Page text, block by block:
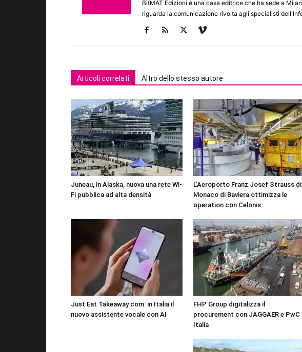
BitMAT Edizioni è una casa editrice che ha sede a
riguarda la comunicazione rivolta agli specialisti
Articoli correlati Altro dello stesso autore
Juneau, in Alaska, nuova una rete Wi-
Fi pubblica ad alta densità
L’Aeroporto Franz Josef Strauss di
Monaco di Baviera ottimizza le
operation con Celonis
Just Eat Takeaway.com: in Italia il
nuovo assistente vocale con AI
FHP Group digitalizza il
procurement con JAGGAER e PwC
Italia